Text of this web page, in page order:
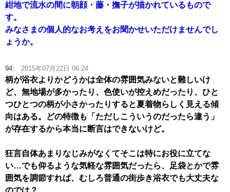
紺地で流水の間に朝顔・藤・撫子が描かれているもので
す。
みなさまの個人的なお考えをお聞かせいただけませんでし
ょうか。
94: 2015年07月22日 06:24
柄が浴衣よりかどうかは全体の雰囲気みないと難しいけ
ど、無地場が多かったり、色使いが控えめだったり、ひと
つひとつの柄が小さかったりすると夏着物らしく見える傾
向はある。どの特徴も「ただしこういうのだったら違う」
が存在するから本当に断言はできないけど。
狂言自体あまりなじみがなくてそこは特にお役に立てな
い…でも仰るような気軽な雰囲気だったら、足袋とかで雰
囲気を調節すれば、むしろ普通の街歩き浴衣でも大丈夫な
のでは？